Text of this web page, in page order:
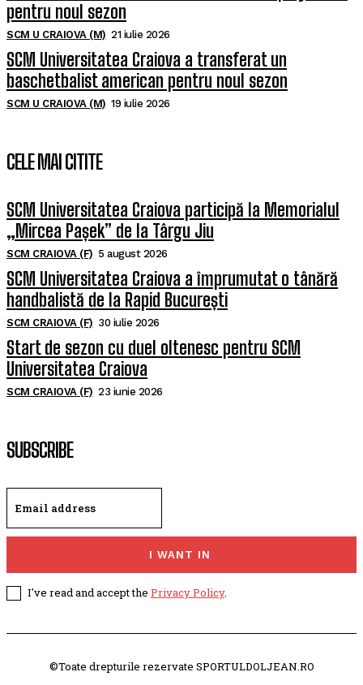
pentru noul sezon
SCM U CRAIOVA (M) 21 iulie 2026
SCM Universitatea Craiova a transferat un
baschetbalist american pentru noul sezon
SCM U CRAIOVA (M) 19 iulie 2026
CELE MAI CITITE
SCM Universitatea Craiova participă la Memorialul
„Mircea Pașek” de la Târgu Jiu
SCM CRAIOVA (F) 5 august 2026
SCM Universitatea Craiova a împrumutat o tânără
handbalistă de la Rapid București
SCM CRAIOVA (F) 30 iulie 2026
Start de sezon cu duel oltenesc pentru SCM
Universitatea Craiova
SCM CRAIOVA (F) 23 iunie 2026
SUBSCRIBE
I WANT IN
I've read and accept the Privacy Policy.
©Toate drepturile rezervate SPORTULDOLJEAN.RO